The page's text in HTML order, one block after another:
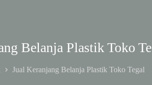
Belanja Plastik Toko
Jual Keranjang Belanja Plastik Toko Tegal